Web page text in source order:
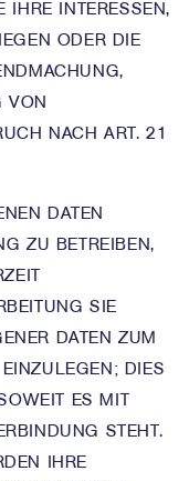
IHRE INTERESSEN,
ODER DIE
VON
NACH ART. 21
DATEN
ZU BETREIBEN,
SIE
DATEN ZUM
DIES
ES MIT
STEHT.
IHRE